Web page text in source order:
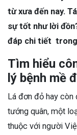
từ xưa đến nay.
sự tốt như lời
đáp chi tiết trong
Tìm hiểu
lý bệnh mề
Lá đơn đỏ hay
tướng quân, một
thuộc với người